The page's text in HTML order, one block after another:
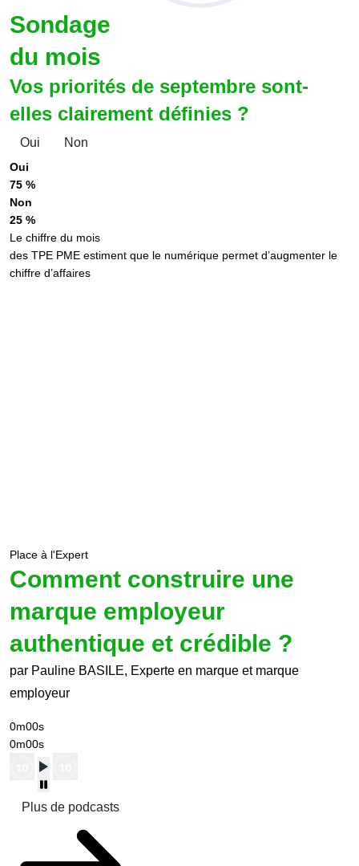
Sondage
du mois
Vos priorités de septembre sont-
elles clairement définies ?
Oui Non
Oui
75 %
Non
25 %
Le chiffre du mois
des TPE PME estiment que le numérique permet d’augmenter le
chiffre d’affaires
Place à l'Expert
Comment construire une
marque employeur
authentique et crédible ?
par Pauline BASILE, Experte en marque et marque
employeur
0m00s
0m00s
Plus de podcasts